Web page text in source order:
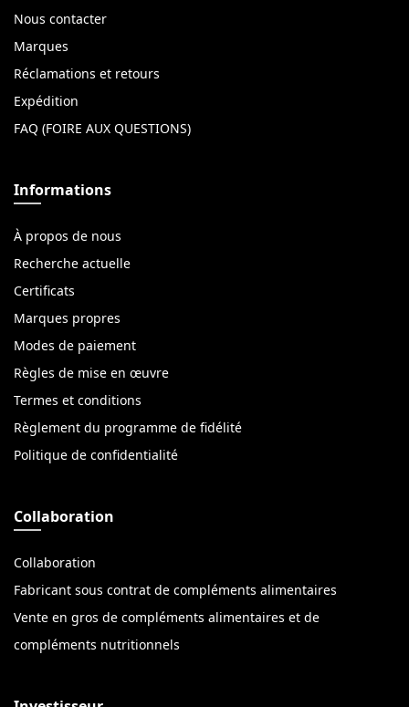
Nous contacter
Marques
Réclamations et retours
Expédition
FAQ (FOIRE AUX QUESTIONS)
Informations
À propos de nous
Recherche actuelle
Certificats
Marques propres
Modes de paiement
Règles de mise en œuvre
Termes et conditions
Règlement du programme de fidélité
Politique de confidentialité
Collaboration
Collaboration
Fabricant sous contrat de compléments alimentaires
Vente en gros de compléments alimentaires et de
compléments nutritionnels